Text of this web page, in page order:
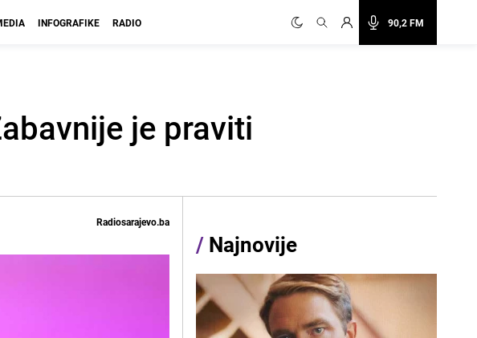
90,2 FM
INFOGRAFIKE RADIO
je praviti
Radiosarajevo.ba
/ Najnovije